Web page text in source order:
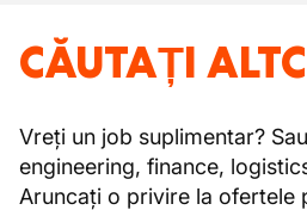
CĂUTAȚI
Vreți un job suplimentar?
engineering, finance,
Aruncați o privire la ofertele